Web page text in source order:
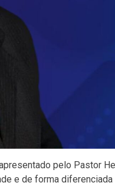
pelo Pastor
e de forma diferenciada